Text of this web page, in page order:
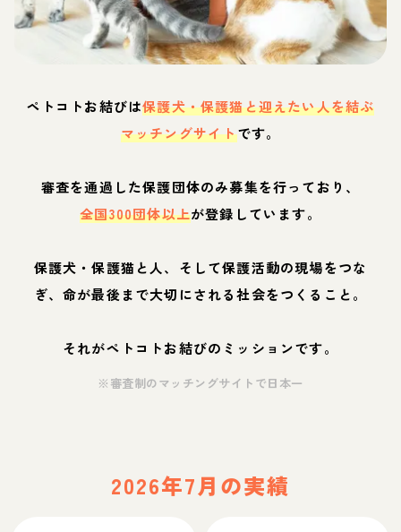
ペトコトお結びは保護犬・保護猫と迎えたい人を結ぶ
マッチングサイトです。
審査を通過した保護団体のみ募集を行っており、
全国300団体以上が登録しています。
保護犬・保護猫と人、そして保護活動の現場をつな
ぎ、命が最後まで大切にされる社会をつくること。
それがペトコトお結びのミッションです。
※審査制のマッチングサイトで日本一
2026年7月の実績